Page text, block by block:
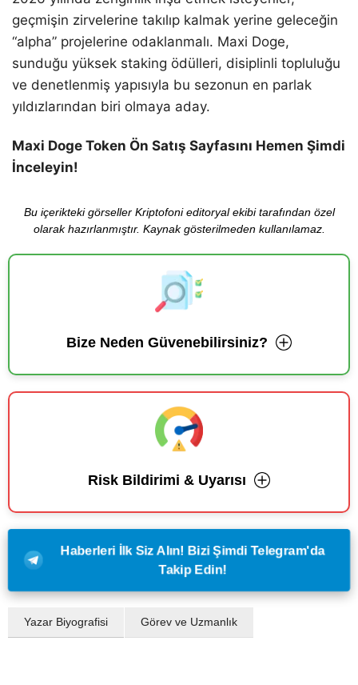
geçmişin zirvelerine takılıp kalmak yerine geleceğin
“alpha” projelerine odaklanmalı. Maxi Doge,
sunduğu yüksek staking ödülleri, disiplinli topluluğu
ve denetlenmiş yapısıyla bu sezonun en parlak
yıldızlarından biri olmaya aday.
Maxi Doge Token Ön Satış Sayfasını Hemen Şimdi
İnceleyin!
Bu içerikteki görseller Kriptofoni editoryal ekibi tarafından özel
olarak hazırlanmıştır. Kaynak gösterilmeden kullanılamaz.
Bize Neden Güvenebilirsiniz?
Risk Bildirimi & Uyarısı
Haberleri İlk Siz Alın! Bizi Şimdi Telegram'da
Takip Edin!
Yazar Biyografisi Görev ve Uzmanlık